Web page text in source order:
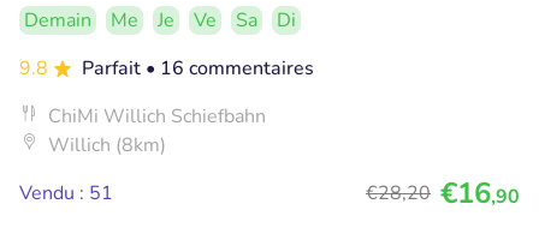
Demain Me Je Ve Sa
Di
9.8
Parfait • 16 commentaires
ChiMi Willich Schiefbahn
Willich (8km)
Vendu : 51
€28,20 €16,90